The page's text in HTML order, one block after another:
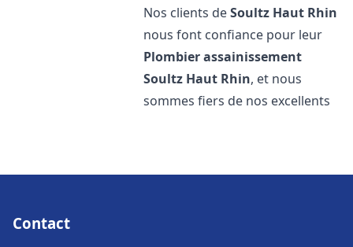
Nos clients deSoultz Haut Rhin
nous font confiance pour leur
Plombier assainissement
Soultz Haut Rhin, et nous
sommes fiers de nos excellents
Contact